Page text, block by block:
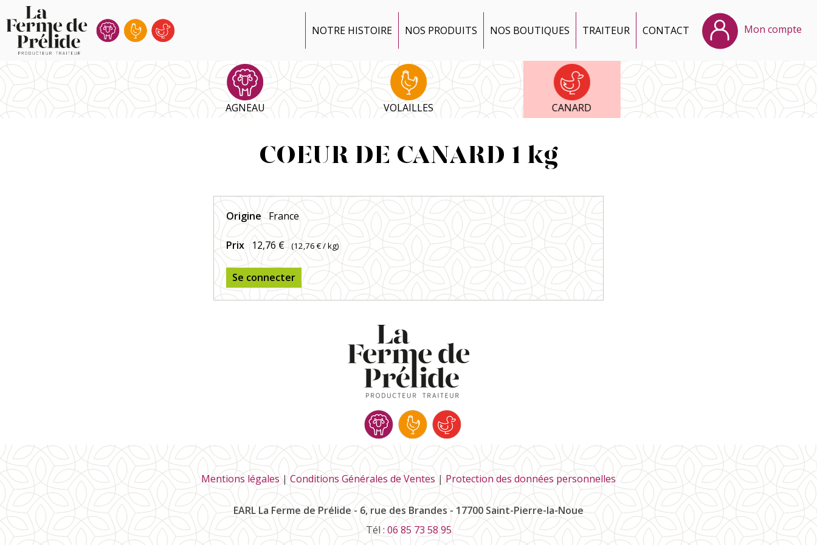
NOTRE HISTOIRE NOS PRODUITS NOS BOUTIQUES TRAITEUR CONTACT Mon compte
AGNEAU VOLAILLES CANARD
COEUR DE CANARD 1 kg
Origine France
Prix 12,76 € (12,76 €/ kg)
Se connecter
Mentions légales|Conditions Générales de Ventes |Protection des données personnelles
EARL La Ferme de Prélide - 6, rue des Brandes - 17700 Saint-Pierre-la-Noue
Tél :06 85 73 58 95